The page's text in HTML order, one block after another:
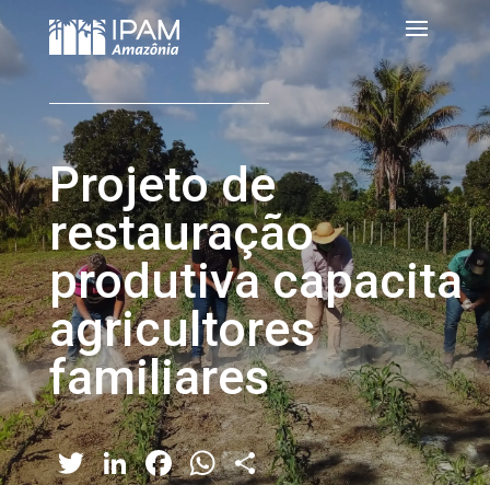
Projeto de
restauração
produtiva capacita
agricultores
familiares
Twitter
LinkedIn
Facebook
WhatsApp
Share